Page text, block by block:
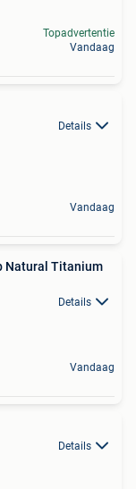
Topadvertentie
Vandaag
Details
Vandaag
Natural Titanium
Details
Vandaag
Details